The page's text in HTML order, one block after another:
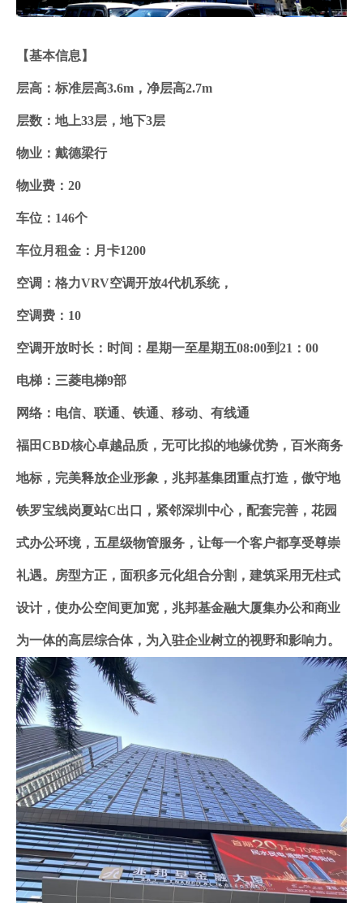
【基本信息】
层高：标准层高3.6m，净层高2.7m
层数：地上33层，地下3层
物业：戴德梁行
物业费：20
车位：146个
车位月租金：月卡1200
空调：格力VRV空调开放4代机系统，
空调费：10
空调开放时长：时间：星期一至星期五08:00到21：00
电梯：三菱电梯9部
网络：电信、联通、铁通、移动、有线通
福田CBD核心卓越品质，无可比拟的地缘优势，百米商务
地标，完美释放企业形象，兆邦基集团重点打造，傲守地
铁罗宝线岗夏站C出口，紧邻深圳中心，配套完善，花园
式办公环境，五星级物管服务，让每一个客户都享受尊崇
礼遇。房型方正，面积多元化组合分割，建筑采用无柱式
设计，使办公空间更加宽，兆邦基金融大厦集办公和商业
为一体的高层综合体，为入驻企业树立的视野和影响力。